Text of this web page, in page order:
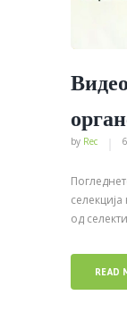
by Rec
од
READ